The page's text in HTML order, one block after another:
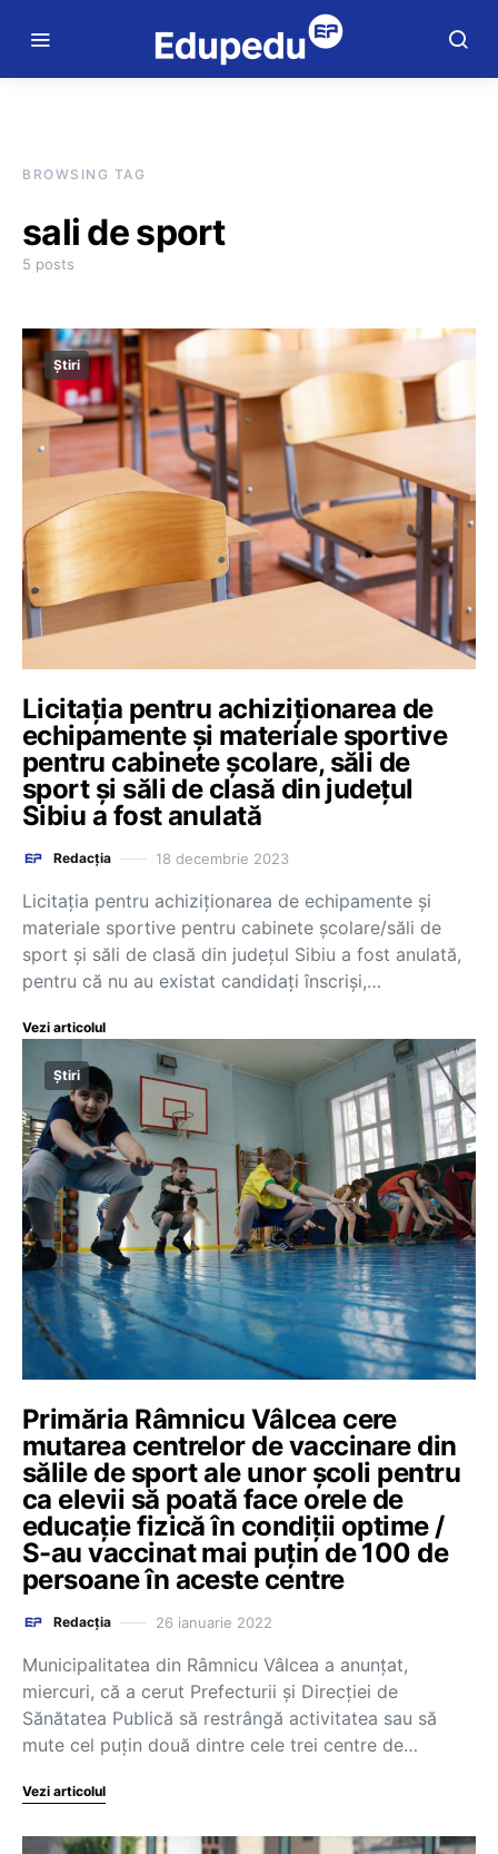
BROWSING TAG
sali de sport
5 posts
Știri
Licitația pentru achiziționarea de
echipamente și materiale sportive
pentru cabinete școlare, săli de
sport și săli de clasă din județul
Sibiu a fost anulată
Redacția 18 decembrie 2023
Licitația pentru achiziționarea de echipamente și
materiale sportive pentru cabinete școlare/săli de
sport și săli de clasă din județul Sibiu a fost anulată,
pentru că nu au existat candidați înscriși,…
Vezi articolul
Știri
Primăria Râmnicu Vâlcea cere
mutarea centrelor de vaccinare din
sălile de sport ale unor școli pentru
ca elevii să poată face orele de
educație fizică în condiții optime /
S-au vaccinat mai puțin de 100 de
persoane în aceste centre
Redacția 26 ianuarie 2022
Municipalitatea din Râmnicu Vâlcea a anunţat,
miercuri, că a cerut Prefecturii şi Direcţiei de
Sănătatea Publică să restrângă activitatea sau să
mute cel puţin două dintre cele trei centre de…
Vezi articolul